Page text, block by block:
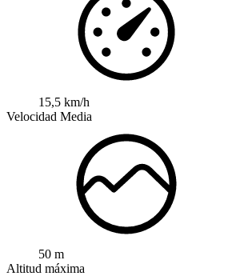
15,5 km/h
Velocidad Media
50 m
Altitud máxima